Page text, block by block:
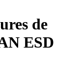
de
ESD